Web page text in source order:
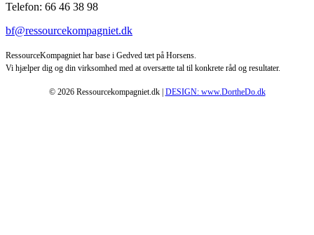
Telefon: 66 46 38 98
bf@ressourcekompagniet.dk
RessourceKompagniet har base i Gedved tæt på Horsens.
Vi hjælper dig og din virksomhed med at oversætte tal til konkrete råd og resultater.
© 2026 Ressourcekompagniet.dk | DESIGN: www.DortheDo.dk